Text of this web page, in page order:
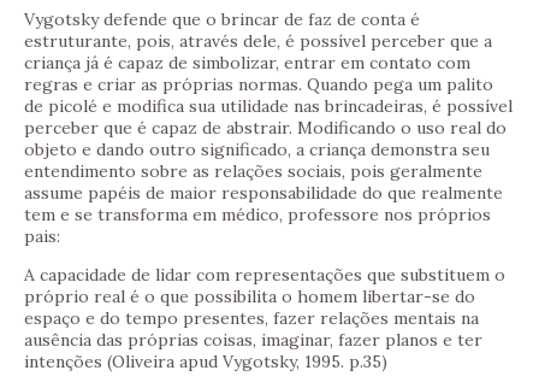
Vygotsky defende que o brincar de faz de conta é
estruturante, pois, através dele, é possível perceber que a
criança já é capaz de simbolizar, entrar em contato com
regras e criar as próprias normas. Quando pega um palito
de picolé e modifica sua utilidade nas brincadeiras, é possível
perceber que é capaz de abstrair. Modificando o uso real do
objeto e dando outro significado, a criança demonstra seu
entendimento sobre as relações sociais, pois geralmente
assume papéis de maior responsabilidade do que realmente
tem e se transforma em médico, professore nos próprios
pais:
A capacidade de lidar com representações que substituem o
próprio real é o que possibilita o homem libertar-se do
espaço e do tempo presentes, fazer relações mentais na
ausência das próprias coisas, imaginar, fazer planos e ter
intenções (Oliveira apud Vygotsky, 1995. p.35)